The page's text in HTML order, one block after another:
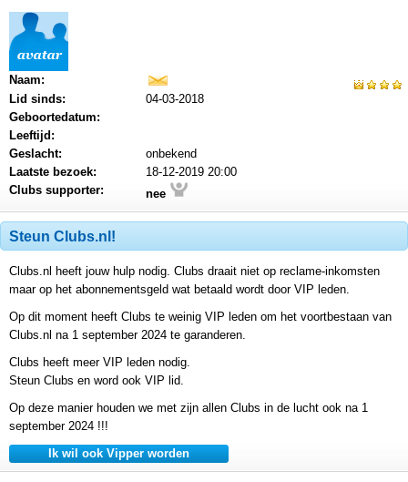
Naam:
Lid sinds:
04-03-2018
Geboortedatum:
Leeftijd:
Geslacht:
onbekend
Laatste bezoek:
18-12-2019 20:00
Clubs supporter:
nee
Steun Clubs.nl!
Clubs.nl heeft jouw hulp nodig. Clubs draait niet op reclame-inkomsten
maar op het abonnementsgeld wat betaald wordt door VIP leden.
Op dit moment heeft Clubs te weinig VIP leden om het voortbestaan van
Clubs.nl na 1 september 2024 te garanderen.
Clubs heeft meer VIP leden nodig.
Steun Clubs en word ook VIP lid.
Op deze manier houden we met zijn allen Clubs in de lucht ook na 1
september 2024 !!!